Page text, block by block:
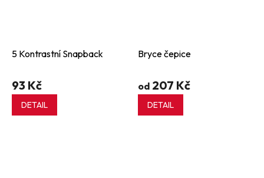
5 Kontrastní Snapback
93 Kč
DETAIL
Bryce čepice
od 207 Kč
DETAIL